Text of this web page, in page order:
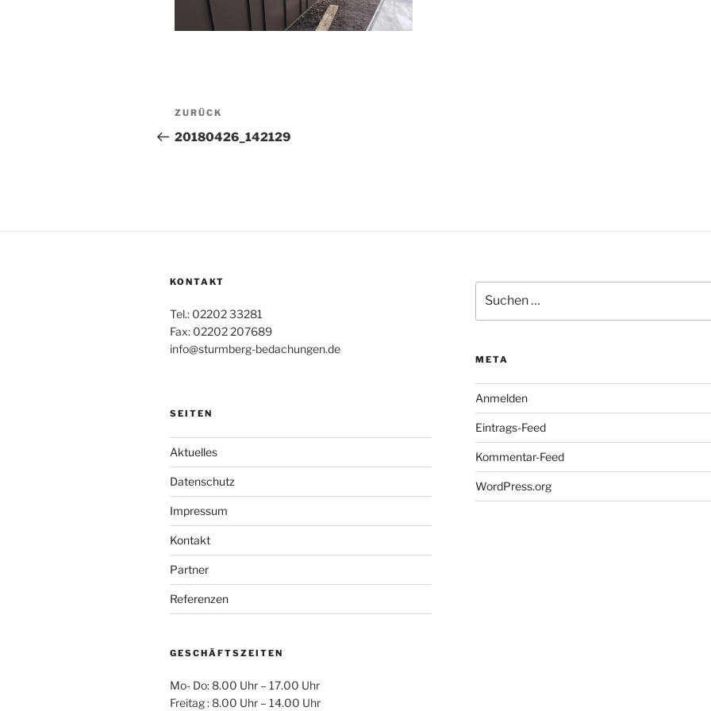
Beitragsnavigation
Vorheriger
Beitrag
ZURÜCK
20180426_142129
KONTAKT
Tel.: 02202 33281
Fax: 02202 207689
info@sturmberg-bedachungen.de
SEITEN
Aktuelles
Datenschutz
Impressum
Kontakt
Partner
Referenzen
GESCHÄFTSZEITEN
Mo- Do: 8.00 Uhr – 17.00 Uhr
Freitag : 8.00 Uhr – 14.00 Uhr
nach:
META
Anmelden
Eintrags-Feed
Kommentar-Feed
WordPress.org